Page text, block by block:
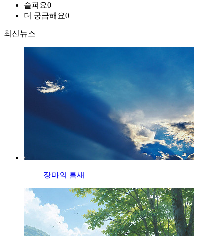
슬퍼요0
더 궁금해요0
최신뉴스
장마의 틈새